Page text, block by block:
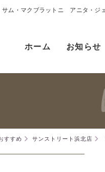
サム・マクブラットニ アニタ・
ホーム お知らせ
すすめ サンストリート浜北店